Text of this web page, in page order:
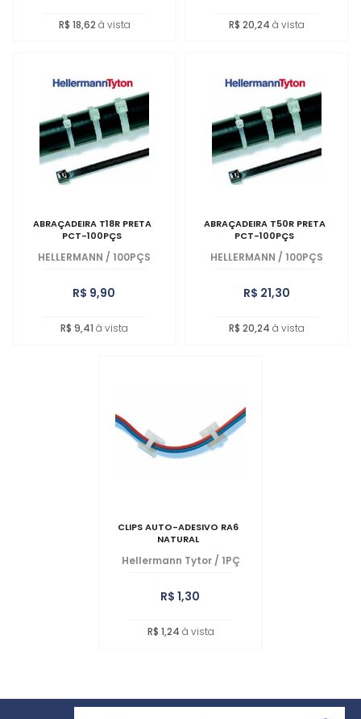
R$ 18,62 à vista R$ 20,24 à vista
ABRAÇADEIRA T18R PRETA
PCT-100PÇS
HELLERMANN / 100PÇS
R$ 9,90
R$ 9,41 à vista
ABRAÇADEIRA T50R PRETA
PCT-100PÇS
HELLERMANN / 100PÇS
R$ 21,30
R$ 20,24 à vista
CLIPS AUTO-ADESIVO RA6
NATURAL
Hellermann Tytor / 1PÇ
R$ 1,30
R$ 1,24 à vista